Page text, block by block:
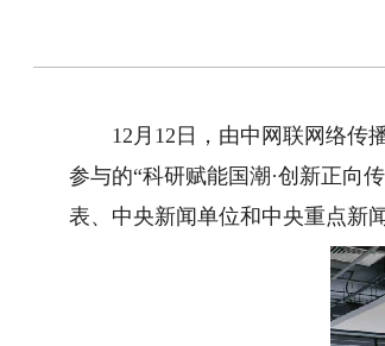
12月12日，由中网联网络传播
参与的“科研赋能国潮·创新正向
表、中央新闻单位和中央重点新